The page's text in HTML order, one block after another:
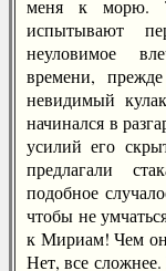
меня к морю.
испытывают
неуловимое
времени,
невидимый
начинался в
усилий его
предлагали
подобное
чтобы не
к Мириам! Чем
Нет, все